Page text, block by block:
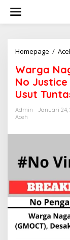
w
Homepage /
Warga
No Justice
Usut
Admin
Januari 24,
Aceh